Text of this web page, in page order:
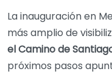
La inauguración en
más amplio de
el Camino de
próximos pasos